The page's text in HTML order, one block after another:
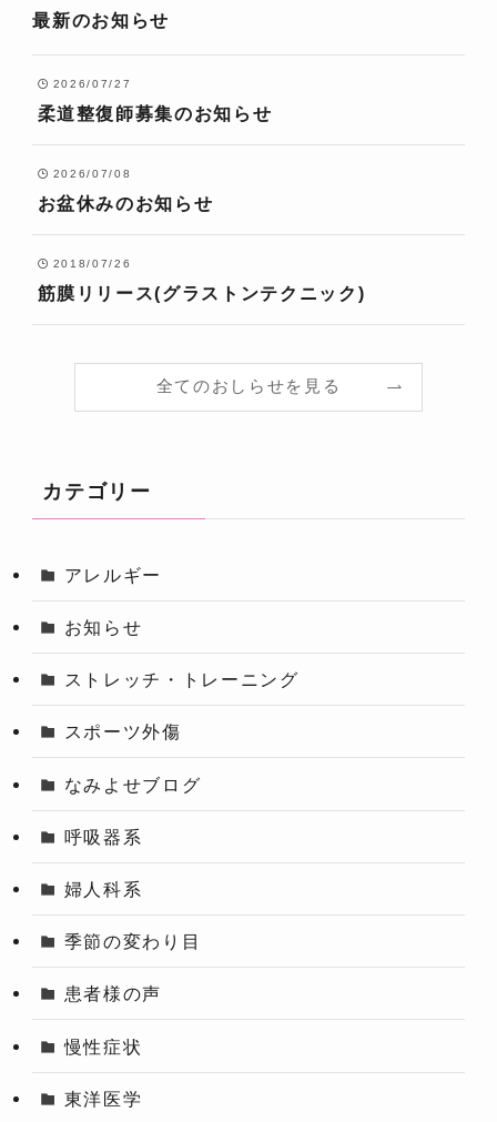
最新のお知らせ
2026/07/27
柔道整復師募集のお知らせ
2026/07/08
お盆休みのお知らせ
2018/07/26
筋膜リリース(グラストンテクニック)
全てのおしらせを見る
カテゴリー
アレルギー
お知らせ
ストレッチ・トレーニング
スポーツ外傷
なみよせブログ
呼吸器系
婦人科系
季節の変わり目
患者様の声
慢性症状
東洋医学